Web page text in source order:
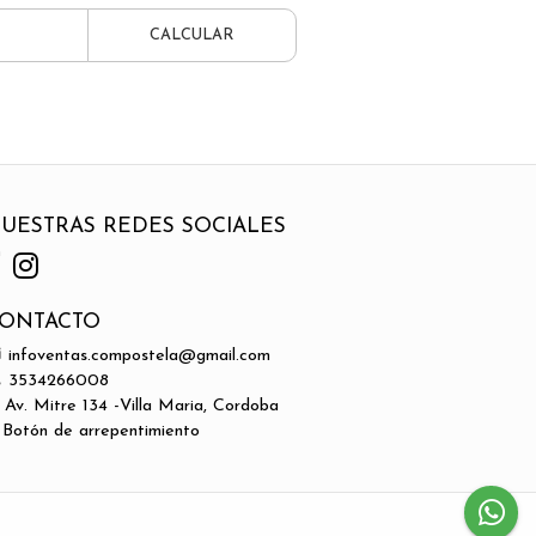
CALCULAR
REDES SOCIALES
infoventas.compostela@gmail.com
3534266008
Av. Mitre 134 -Villa Maria, Cordoba
de arrepentimiento